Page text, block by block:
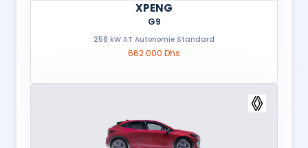
XPENG
G9
258 kW AT Autonomie Standard
662 000 Dhs